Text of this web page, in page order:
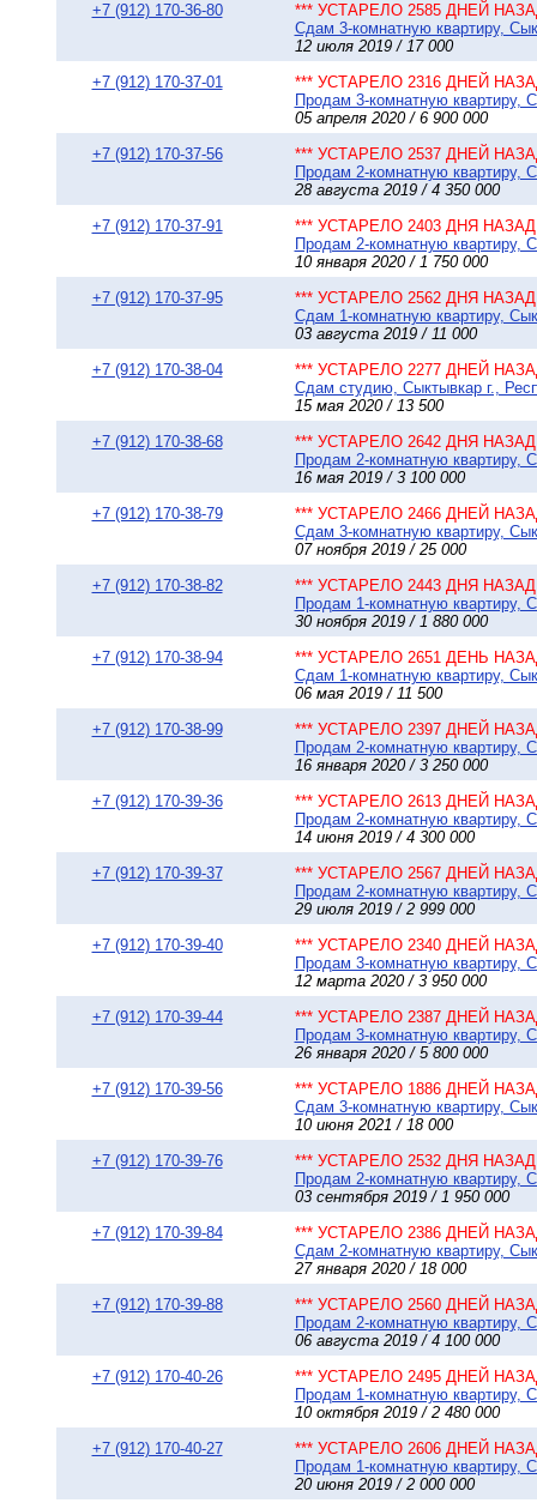
+7 (912) 170-36-80
*** УСТАРЕЛО 2585 ДНЕЙ
Сдам 3-комнатную квартиру,
12 июля 2019 / 17 000
+7 (912) 170-37-01
*** УСТАРЕЛО 2316 ДНЕЙ
Продам 3-комнатную квартиру,
05 апреля 2020 / 6 900 000
+7 (912) 170-37-56
*** УСТАРЕЛО 2537 ДНЕЙ
Продам 2-комнатную квартиру,
28 августа 2019 / 4 350 000
+7 (912) 170-37-91
*** УСТАРЕЛО 2403 ДНЯ НАЗАД
Продам 2-комнатную квартиру,
10 января 2020 / 1 750 000
+7 (912) 170-37-95
*** УСТАРЕЛО 2562 ДНЯ НАЗАД
Сдам 1-комнатную квартиру,
03 августа 2019 / 11 000
+7 (912) 170-38-04
*** УСТАРЕЛО 2277 ДНЕЙ
Сдам студию, Сыктывкар г.,
15 мая 2020 / 13 500
+7 (912) 170-38-68
*** УСТАРЕЛО 2642 ДНЯ НАЗАД
Продам 2-комнатную квартиру,
16 мая 2019 / 3 100 000
+7 (912) 170-38-79
*** УСТАРЕЛО 2466 ДНЕЙ
Сдам 3-комнатную квартиру,
07 ноября 2019 / 25 000
+7 (912) 170-38-82
*** УСТАРЕЛО 2443 ДНЯ НАЗАД
Продам 1-комнатную квартиру,
30 ноября 2019 / 1 880 000
+7 (912) 170-38-94
*** УСТАРЕЛО 2651 ДЕНЬ
Сдам 1-комнатную квартиру,
06 мая 2019 / 11 500
+7 (912) 170-38-99
*** УСТАРЕЛО 2397 ДНЕЙ
Продам 2-комнатную квартиру,
16 января 2020 / 3 250 000
+7 (912) 170-39-36
*** УСТАРЕЛО 2613 ДНЕЙ
Продам 2-комнатную квартиру,
14 июня 2019 / 4 300 000
+7 (912) 170-39-37
*** УСТАРЕЛО 2567 ДНЕЙ
Продам 2-комнатную квартиру,
29 июля 2019 / 2 999 000
+7 (912) 170-39-40
*** УСТАРЕЛО 2340 ДНЕЙ
Продам 3-комнатную квартиру,
12 марта 2020 / 3 950 000
+7 (912) 170-39-44
*** УСТАРЕЛО 2387 ДНЕЙ
Продам 3-комнатную квартиру,
26 января 2020 / 5 800 000
+7 (912) 170-39-56
*** УСТАРЕЛО 1886 ДНЕЙ
Сдам 3-комнатную квартиру,
10 июня 2021 / 18 000
+7 (912) 170-39-76
*** УСТАРЕЛО 2532 ДНЯ НАЗАД
Продам 2-комнатную квартиру,
03 сентября 2019 / 1 950 000
+7 (912) 170-39-84
*** УСТАРЕЛО 2386 ДНЕЙ
Сдам 2-комнатную квартиру,
27 января 2020 / 18 000
+7 (912) 170-39-88
*** УСТАРЕЛО 2560 ДНЕЙ
Продам 2-комнатную квартиру,
06 августа 2019 / 4 100 000
+7 (912) 170-40-26
*** УСТАРЕЛО 2495 ДНЕЙ
Продам 1-комнатную квартиру,
10 октября 2019 / 2 480 000
+7 (912) 170-40-27
*** УСТАРЕЛО 2606 ДНЕЙ
Продам 1-комнатную квартиру,
20 июня 2019 / 2 000 000